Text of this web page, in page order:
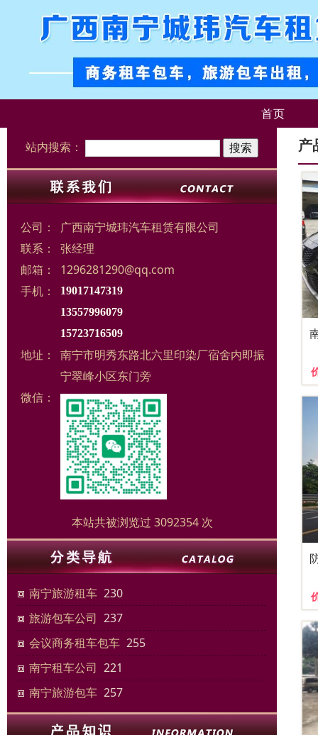
首页
站内搜索：
公司：
广西南宁城玮汽车租赁有限公司
联系：
张经理
邮箱：
1296281290@qq.com
手机：
19017147319
13557996079
15723716509
地址：
南宁市明秀东路北六里印染厂宿舍内即振
宁翠峰小区东门旁
微信：
本站共被浏览过 3092354 次
南宁旅游租车 230
旅游包车公司 237
会议商务租车包车 255
南宁租车公司 221
南宁旅游包车 257
产